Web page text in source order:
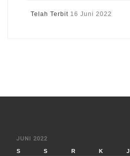
Telah Terbit 16 Juni 2022
JUNI 2022
S S R K J